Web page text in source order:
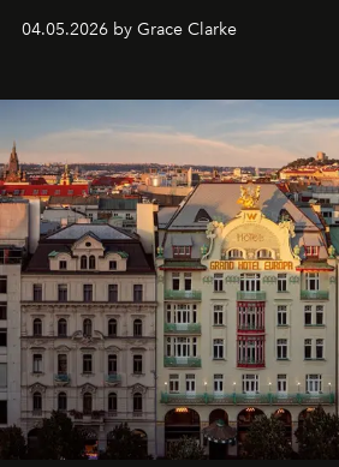
sera présent.
04.05.2026 by Grace Clarke